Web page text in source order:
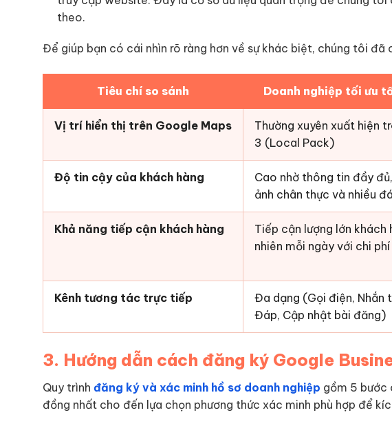
theo.
Để giúp bạn có cái nhìn rõ ràng hơn về sự khác biệt, chúng tôi đã
Tiêu chí so sánh Doanh nghiệp tối ưu
Vị trí hiển thị trên Google Maps
Thường xuyên xuất hiện
3 (Local Pack)
Độ tin cậy của khách hàng
Cao nhờ thông tin đầy
ảnh chân thực và nhiều
Khả năng tiếp cận khách hàng
Tiếp cận lượng lớn khách
nhiên mỗi ngày với chi
Kênh tương tác trực tiếp
Đa dạng (Gọi điện, Nhắn
Đáp, Cập nhật bài đăng)
3. Hướng dẫn cách đăng ký Google
Quy trình đăng ký và xác minh hồ sơ doanh nghiệp gồm 5 bước
đồng nhất cho đến lựa chọn phương thức xác minh phù hợp để